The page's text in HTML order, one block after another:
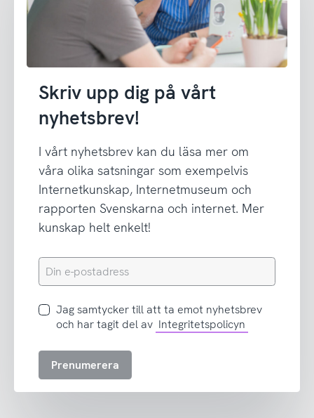
Skriv upp dig på vårt
nyhetsbrev!
I vårt nyhetsbrev kan du läsa mer om
våra olika satsningar som exempelvis
Internetkunskap, Internetmuseum och
rapporten Svenskarna och internet. Mer
kunskap helt enkelt!
Din
e-
Jag
samtycker
att
Jag samtycker till att ta emot nyhetsbrev
och har tagit del av Integritetspolicyn
Prenumerera